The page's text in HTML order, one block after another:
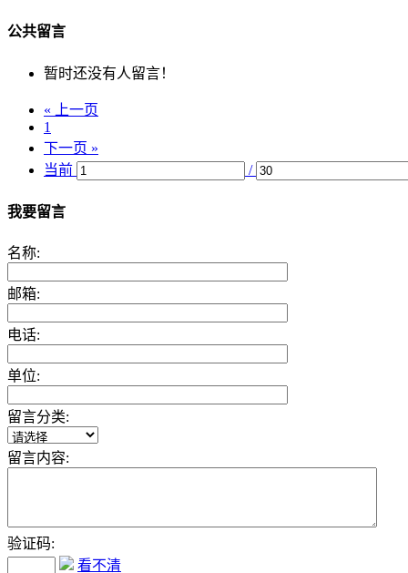
公共留言
暂时还没有人留言！
« 上一页
1
下一页 »
当前
/
我要留言
名称:
邮箱:
电话:
单位:
留言分类:
留言内容:
验证码:
看不清